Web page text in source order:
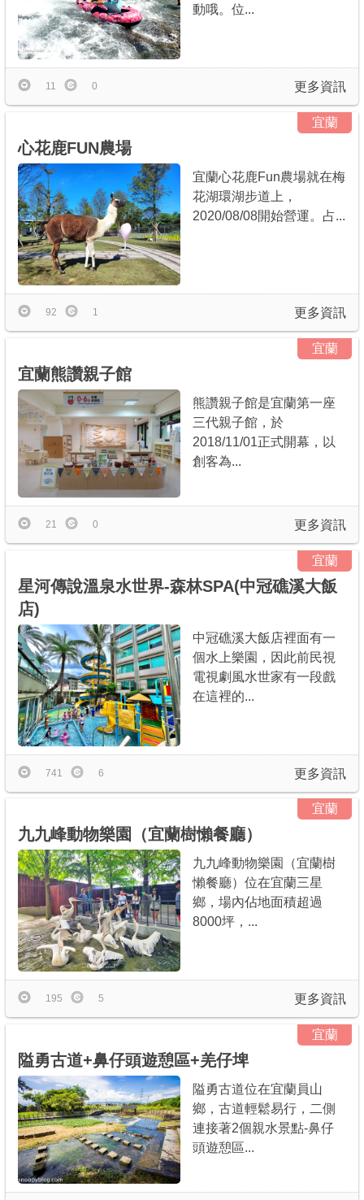
動哦。位...
更多資訊
11 0
宜蘭
心花鹿FUN農場
宜蘭心花鹿Fun農場就在梅
花湖環湖步道上，
2020/08/08開始營運。占...
更多資訊
92 1
宜蘭
宜蘭熊讚親子館
熊讚親子館是宜蘭第一座
三代親子館，於
2018/11/01正式開幕，以
創客為...
更多資訊
21 0
宜蘭
星河傳說溫泉水世界-森林SPA(中冠礁溪大飯
店)
中冠礁溪大飯店裡面有一
個水上樂園，因此前民視
電視劇風水世家有一段戲
在這裡的...
更多資訊
741 6
宜蘭
九九峰動物樂園（宜蘭樹懶餐廳）
九九峰動物樂園（宜蘭樹
懶餐廳）位在宜蘭三星
鄉，場內佔地面積超過
8000坪，...
更多資訊
195 5
宜蘭
隘勇古道+鼻仔頭遊憩區+羌仔埤
隘勇古道位在宜蘭員山
鄉，古道輕鬆易行，二側
連接著2個親水景點-鼻仔
頭遊憩區...